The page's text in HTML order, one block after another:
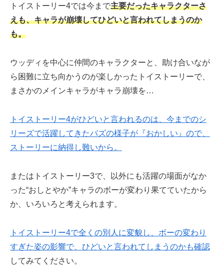
トイストーリー4では今まで主要だったキャラクターさ
えも、キャラが崩壊してひどいと言われてしまうのか
も。
ウッディを中心に仲間のキャラクターと、助け合いなが
ら困難に立ち向かうのが楽しかったトイストーリーで、
まさかのメインキャラがキャラ崩壊を…
トイストーリー4がひどいと言われるのは、今までのシ
リーズで活躍してきたバズの様子が『おかしい』ので、
ストーリーに納得し難いから。
またはトイストーリー3で、以外にも活躍の場面がなか
った“おしとやか”キャラのボーが変わり果てていたから
か、いろいろと考えられます。
トイストーリー4で全くの別人に変貌し、ボーの変わり
すぎた姿の影響で、ひどいと言われてしまうのかも確認
してみてください。